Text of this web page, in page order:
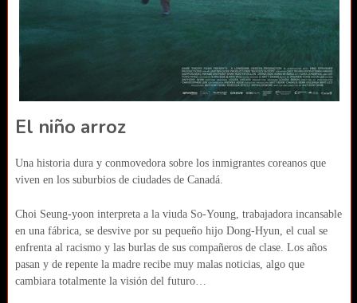
El niño arroz
Una historia dura y conmovedora sobre los inmigrantes coreanos que
viven en los suburbios de ciudades de Canadá.
Choi Seung-yoon interpreta a la viuda So-Young, trabajadora incansable
en una fábrica, se desvive por su pequeño hijo Dong-Hyun, el cual se
enfrenta al racismo y las burlas de sus compañeros de clase. Los años
pasan y de repente la madre recibe muy malas noticias, algo que
cambiara totalmente la visión del futuro…